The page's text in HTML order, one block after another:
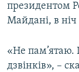
президентом
Майдані, в ніч
«Не пам’ятаю.
дзвінків», –